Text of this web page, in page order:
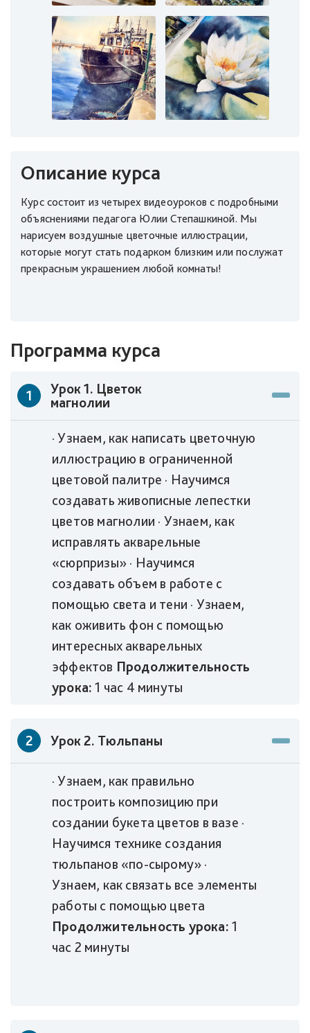
Описание курса
Курс состоит из четырех видеоуроков с подробными
объяснениями педагога Юлии Степашкиной. Мы
нарисуем воздушные цветочные иллюстрации,
которые могут стать подарком близким или послужат
прекрасным украшением любой комнаты!
Программа курса
1
Урок 1. Цветок
магнолии
· Узнаем, как написать цветочную
иллюстрацию в ограниченной
цветовой палитре · Научимся
создавать живописные лепестки
цветов магнолии · Узнаем, как
исправлять акварельные
«сюрпризы» · Научимся
создавать объем в работе с
помощью света и тени · Узнаем,
как оживить фон с помощью
интересных акварельных
эффектов Продолжительность
урока: 1 час 4 минуты
2 Урок 2. Тюльпаны
· Узнаем, как правильно
построить композицию при
создании букета цветов в вазе ·
Научимся технике создания
тюльпанов «по-сырому» ·
Узнаем, как связать все элементы
работы с помощью цвета
Продолжительность урока: 1
час 2 минуты